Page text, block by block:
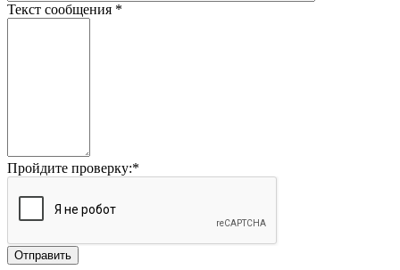
Текст сообщения *
Пройдите проверку:*